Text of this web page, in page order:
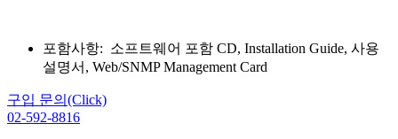
포함사항: 소프트웨어 포함 CD, Installation Guide, 사용
설명서, Web/SNMP Management Card
구입 문의(Click)
02-592-8816